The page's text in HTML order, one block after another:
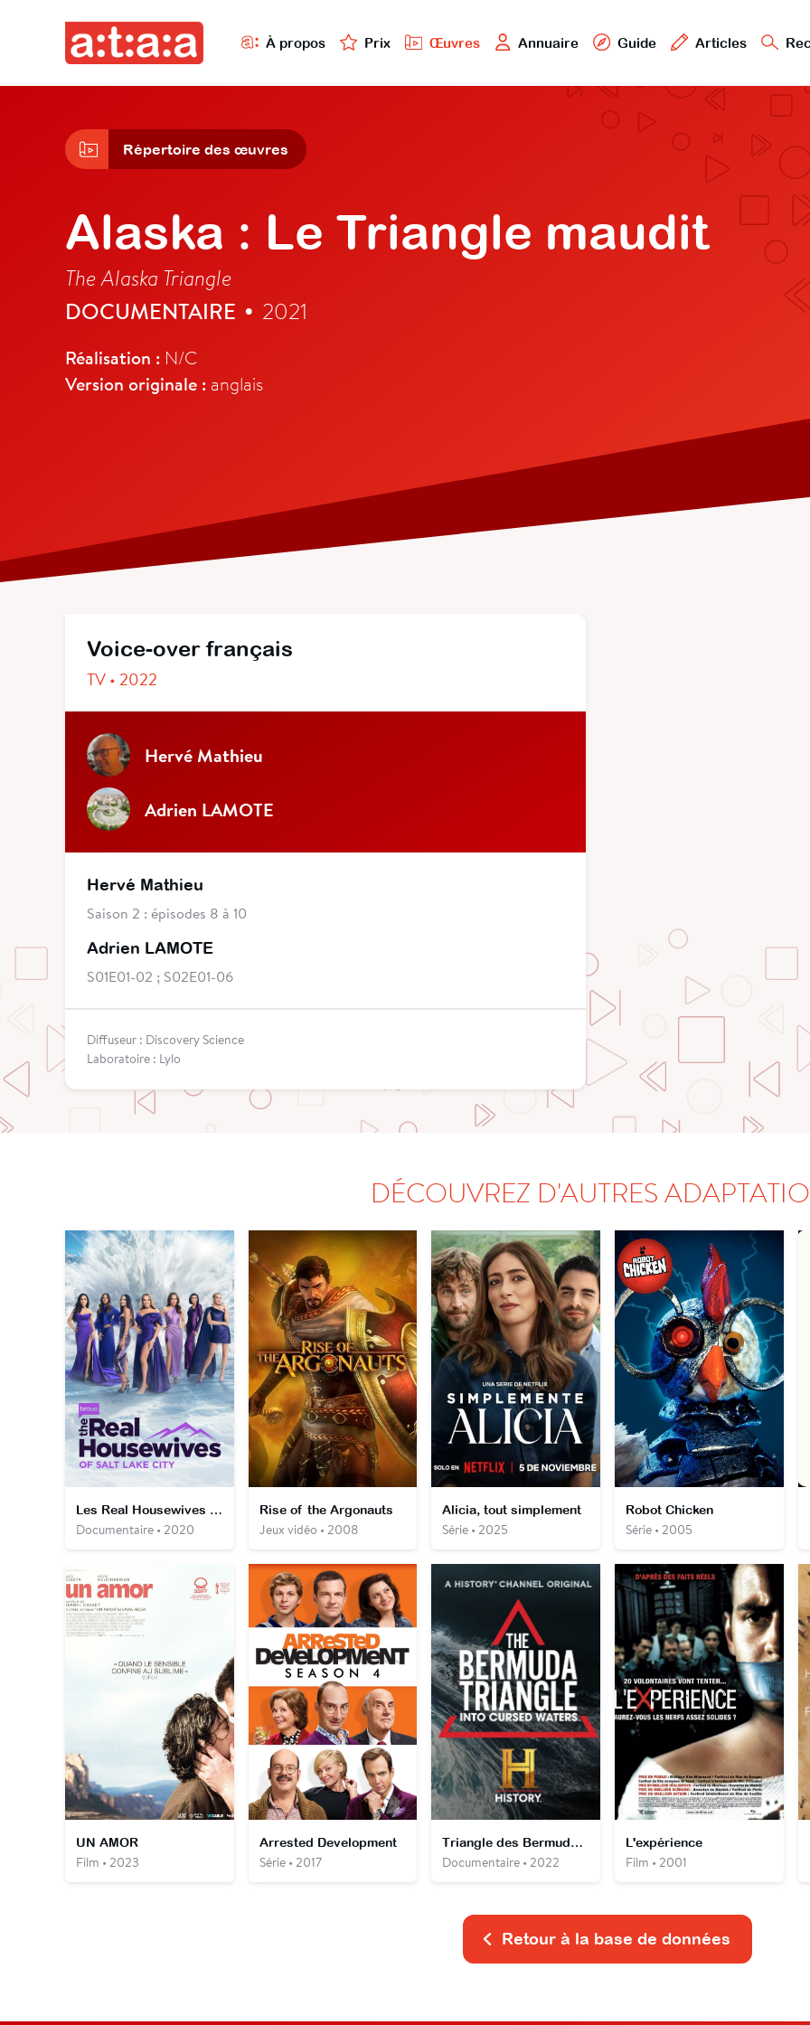
À propos Prix Œuvres Annuaire Guide Articles
Répertoire des œuvres
Alaska : Le Triangle maudit
The Alaska Triangle
DOCUMENTAIRE • 2021
Réalisation : N/C
Version originale : anglais
Voice-over français
TV • 2022
Hervé Mathieu
Adrien LAMOTE
Hervé Mathieu
Saison 2 : épisodes 8 à 10
Adrien LAMOTE
S01E01-02 ; S02E01-06
Diffuseur : Discovery Science
Laboratoire : Lylo
DÉCOUVREZ D'AUTRES
Les Real Housewives de Salt Lake City
Documentaire • 2020
Rise of the Argonauts
Jeux vidéo • 2008
Alicia, tout simplement
Série • 2025
Robot Chicken
Série • 2005
UN AMOR
Film • 2023
Arrested Development
Série • 2017
Triangle des Bermudes : les mystères engloutis
Documentaire • 2022
L'expérience
Film • 2001
Retour à la base de données